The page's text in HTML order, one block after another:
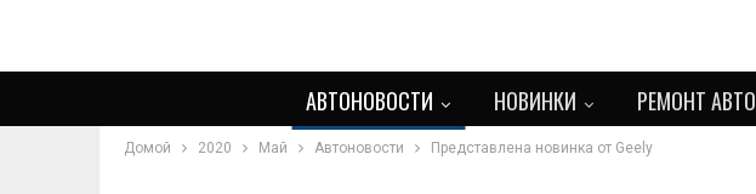
АВТОНОВОСТИ НОВИНКИ РЕМОНТ АВТО
Домой 2020 Май Автоновости Представлена новинка от Geely